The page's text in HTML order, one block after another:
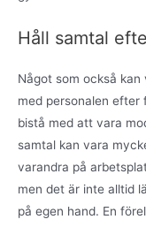
Håll samtal
Något som också
med personalen efter
bistå med att vara
samtal kan vara
varandra på
men det är inte alltid
på egen hand. En